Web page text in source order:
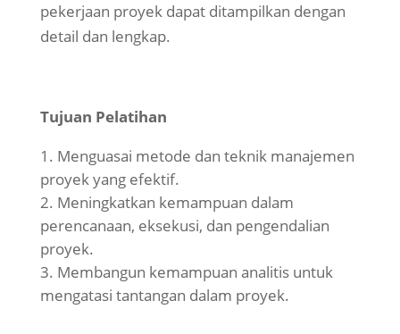
pekerjaan proyek dapat ditampilkan dengan
detail dan lengkap.
Tujuan Pelatihan
Menguasai metode dan teknik manajemen
proyek yang efektif.
Meningkatkan kemampuan dalam
perencanaan, eksekusi, dan pengendalian
proyek.
Membangun kemampuan analitis untuk
mengatasi tantangan dalam proyek.